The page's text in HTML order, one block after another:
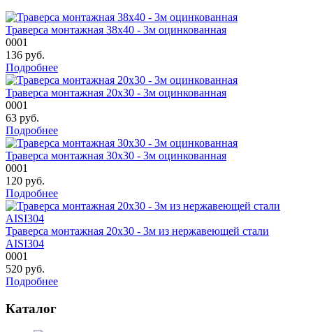
Траверса монтажная 38х40 - 3м оцинкованная
0001
136 руб.
Подробнее
Траверса монтажная 20х30 - 3м оцинкованная
0001
63 руб.
Подробнее
Траверса монтажная 30х30 - 3м оцинкованная
0001
120 руб.
Подробнее
Траверса монтажная 20х30 - 3м из нержавеющей стали
AISI304
0001
520 руб.
Подробнее
Каталог